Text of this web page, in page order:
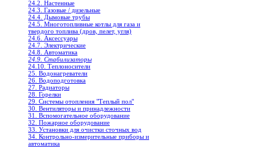
24.2. Настенные
24.3. Газовые / дизельные
24.4. Дымовые трубы
24.5. Многотопливные котлы для газа и
твердого топлива (дров, пелет, угля)
24.6. Аксессуары
24.7. Электрические
24.8. Автоматика
24.9. Стабилизаторы
24.10. Теплоносители
25. Водонагреватели
26. Водоподготовка
27. Радиаторы
28. Горелки
29. Системы отопления "Теплый пол"
30. Вентиляторы и принадлежности
31. Вспомогательное оборудование
32. Пожарное оборудование
33. Установки для очистки сточных вод
34. Контрольно-измерительные приборы и
автоматика